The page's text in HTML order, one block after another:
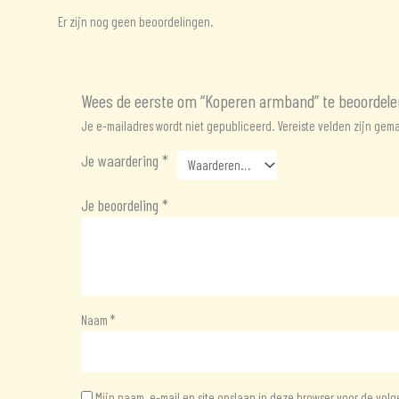
Er zijn nog geen beoordelingen.
Wees de eerste om “Koperen armband” te
Je e-mailadres wordt niet gepubliceerd. Vereiste velden zijn
Je waardering*
Je beoordeling*
Naam*